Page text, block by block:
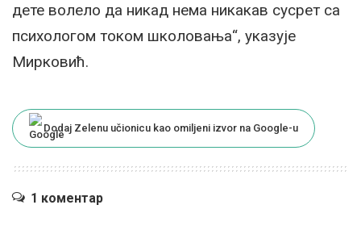
дете волело да никад нема никакав сусрет са
психологом током школовања“, указује
Мирковић.
Dodaj Zelenu učionicu kao omiljeni izvor na Google-u
1 коментар